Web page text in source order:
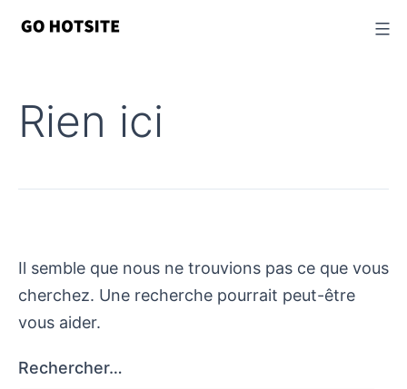
Rien ici
Il semble que nous ne trouvions pas ce que vous
cherchez. Une recherche pourrait peut-être
vous aider.
Rechercher…